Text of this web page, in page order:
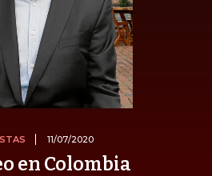
11/07/2020
en Colombia